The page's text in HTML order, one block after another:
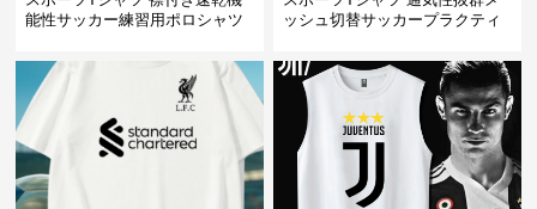
能性サッカー練習用ポロシャツ
ッシュ切替サッカープラクティ